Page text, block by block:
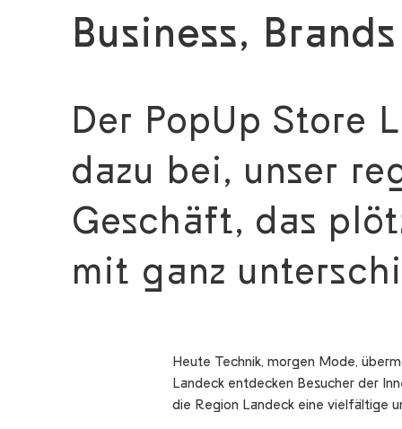
Business,
Der PopUp Store
dazu bei, unser
Geschäft, das
mit ganz
Heute Technik, morgen Mode,
Landeck entdecken Besucher der
die Region Landeck eine vielfältige